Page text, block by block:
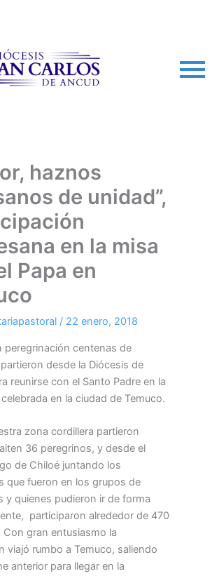
haznos
de unidad”,
en la misa
Papa en
/ 22 enero, 2018
peregrinación centenas de
desde la Diócesis de
reunirse con el Santo Padre en la
en la ciudad de Temuco.
zona cordillera partieron
36 peregrinos, y desde el
de Chiloé juntando los
que fueron en los grupos de
y quienes pudieron ir de forma
participaron alrededor de 470
Con gran entusiasmo la
viajó rumbo a Temuco, saliendo
anterior para llegar en la